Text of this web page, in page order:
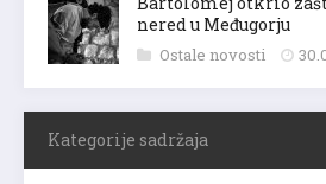
nered u Međugorju
Ostale novosti
Kategorije sadržaja